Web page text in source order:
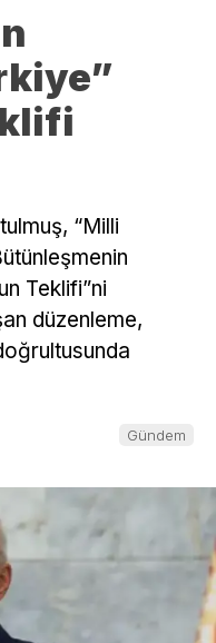
“Milli
Teklifi”ni
düzenleme,
Gündem